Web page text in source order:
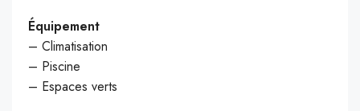
Équipement
– Climatisation
– Piscine
– Espaces verts